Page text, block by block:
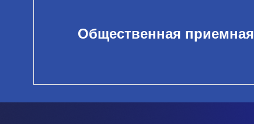
Общественная приемная